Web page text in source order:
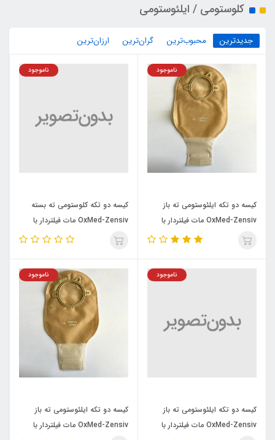
کلوستومی / ایلئوستومی
جدیدترین محبوب‌ترین گران‌ترین ارزان‌ترین
ناموجود
کیسه دو تکه ایلئوستومی ته باز
OxMed-Zensiv مات فیلتردار با
پنجره معاینه،دریچه خروج هوا و
ناموجود
کیسه دو تکه کلوستومی ته بسته
OxMed-Zensiv مات فیلتردار با
پنجره معاینه،سایز
ناموجود
کیسه دو تکه ایلئوستومی ته باز
OxMed-Zensiv مات فیلتردار با
ناموجود
کیسه دو تکه ایلئوستومی ته باز
OxMed-Zensiv مات فیلتردار با